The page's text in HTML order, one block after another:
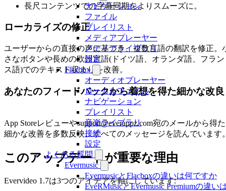
ナビゲーション
ファイル
プレイリスト
メディアプレーヤー
メディアライブラリ
設定
Flacbox
オーディオプレーヤー
ローカルファイル
ナビゲーション
プレイリスト
音楽ライブラリ
接続
設定
よくある質問
Evermusic
EvermusicとFlacboxの違いは何ですか
EveRMusicとEvermusic Premiumの違い
長尺コンテンツでの字幕同期をよりスムーズに。
ローカライズの修正
ユーザーからの直接の声に基づき、複数言語の翻訳を修正。
さなボタンや長めの欧州言語(ドイツ語、オランダ語、フラン
ス語)でのテキスト収まりを改善。
あなたのフィードバックから着想を得た細かな改良
App Storeレビューやsupport@everappz.com宛のメールから得た
細かな改善を多数反映。すべてのメッセージを読んでいます
このアップデートが重要な理由
Evervideo 1.7は3つのアイデアを軸にしています: